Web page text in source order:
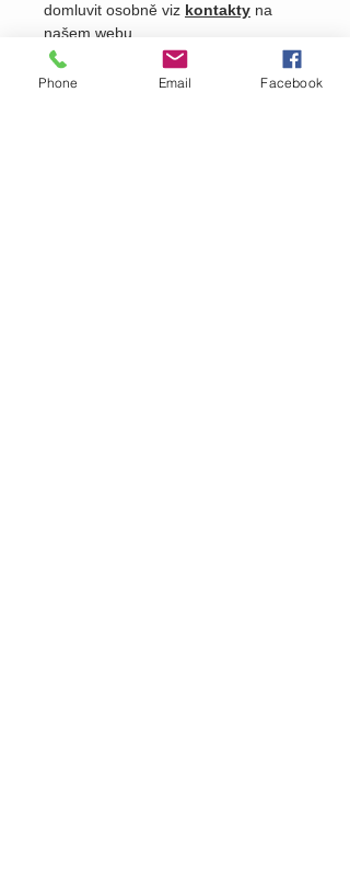
domluvit osobně viz kontakty na
našem webu.
Phone Email Facebook